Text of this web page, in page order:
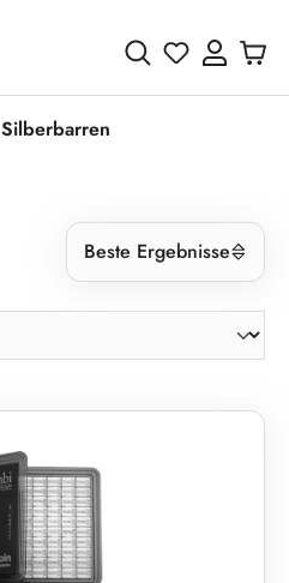
Du hast 0
Silberbarren
Beste Ergebnisse